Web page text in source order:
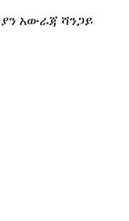
አውራጃ ሻንጋይ